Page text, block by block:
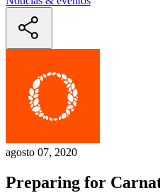
agosto 07, 2020
Preparing for